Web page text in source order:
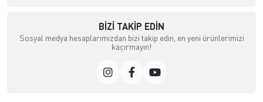
BIZI TAKIP EDIN
Sosyal medya hesaplarımızdan bizi takip edin, en yeni ürünlerimizi
kaçırmayın!